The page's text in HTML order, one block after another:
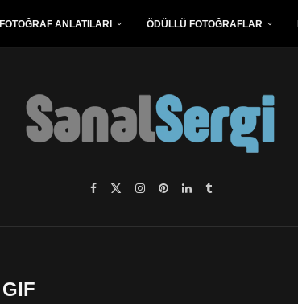
FOTOĞRAF ANLATILARI ÖDÜLLÜ FOTOĞRAFLAR
GIF